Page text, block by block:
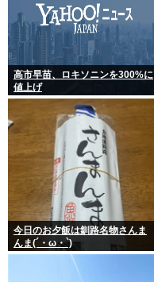
高市早苗、ロキソニンを300%に
値上げ
今日のお夕飯は釧路名物さんま
んま(´・ω・`)